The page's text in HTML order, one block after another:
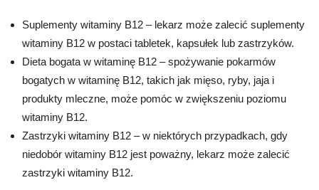
Suplementy witaminy B12 – lekarz może zalecić suplementy
witaminy B12 w postaci tabletek, kapsułek lub zastrzyków.
Dieta bogata w witaminę B12 – spożywanie pokarmów
bogatych w witaminę B12, takich jak mięso, ryby, jaja i
produkty mleczne, może pomóc w zwiększeniu poziomu
witaminy B12.
Zastrzyki witaminy B12 – w niektórych przypadkach, gdy
niedobór witaminy B12 jest poważny, lekarz może zalecić
zastrzyki witaminy B12.